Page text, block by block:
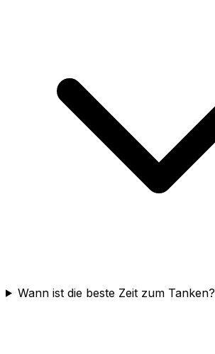
Wann ist die beste Zeit zum Tanken?